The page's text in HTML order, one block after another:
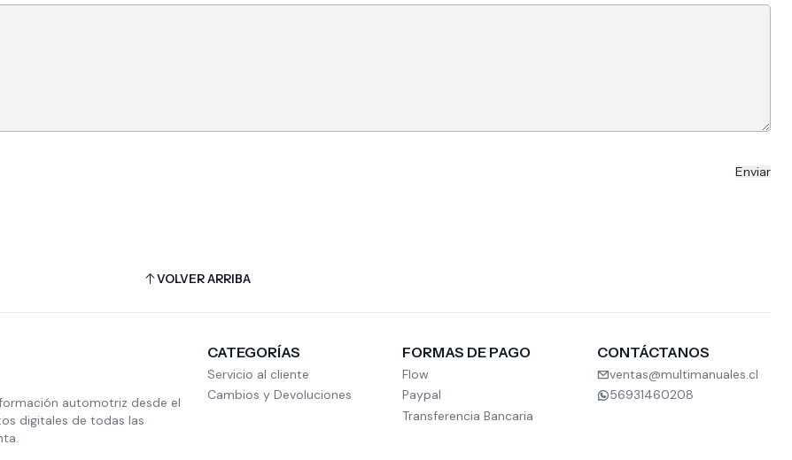
VOLVER ARRIBA
automotriz desde el
digitales de todas las
CATEGORÍAS
Servicio al cliente
Cambios y Devoluciones
FORMAS DE PAGO
Flow
Paypal
Transferencia Bancaria
CONTÁCTANOS
ventas@multimanuales.cl
56931460208